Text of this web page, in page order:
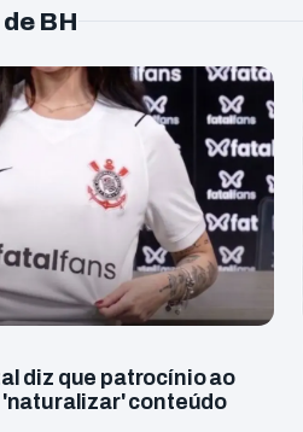
BH
diz que patrocínio ao
conteúdo